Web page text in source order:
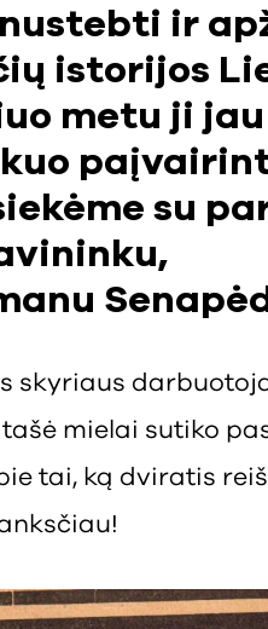
ir
istorijos
metu ji jau
su
skyriaus
mielai sutiko
tai, ką dviratis